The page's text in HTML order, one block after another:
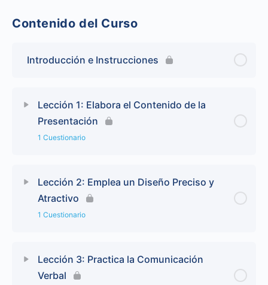
Contenido del Curso
Introducción e Instrucciones
Lección 1: Elabora el Contenido de la
Presentación
1 Cuestionario
Lección 2: Emplea un Diseño Preciso y
Atractivo
1 Cuestionario
Lección 3: Practica la Comunicación
Verbal